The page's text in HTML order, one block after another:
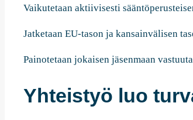
Vaikutetaan aktiivisesti
Jatketaan EU-tason ja kansainvälisen
Painotetaan jokaisen jäsenmaan
Yhteistyö luo